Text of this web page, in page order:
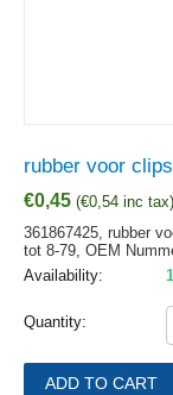
rubber voor
€0,45 (€0,54 inc tax)
361867425, rubber
tot 8-79, OEM
Availability:
Quantity:
ADD TO CART